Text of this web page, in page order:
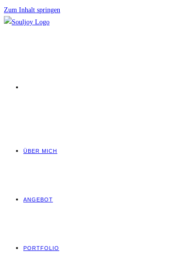
Zum Inhalt springen
ÜBER MICH
ANGEBOT
PORTFOLIO